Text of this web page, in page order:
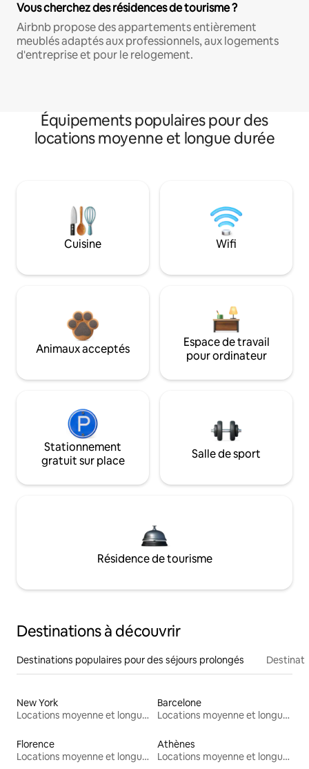
Vous cherchez des résidences de tourisme ?
Airbnb propose des appartements entièrement
meublés adaptés aux professionnels, aux logements
d'entreprise et pour le relogement.
Équipements populaires pour des
locations moyenne et longue durée
Cuisine Wifi
Animaux acceptés
Espace de travail
pour ordinateur
Stationnement
gratuit sur place
Salle de sport
Résidence de tourisme
Destinations à découvrir
Destinations populaires pour des séjours prolongés
New York
Locations moyenne et longue durée
Barcelone
Locations moyenne et longue durée
Florence
Locations moyenne et longue durée
Athènes
Locations moyenne et longue durée